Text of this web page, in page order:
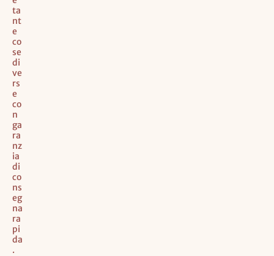
ta
nt
e
co
se
di
ve
rs
e
co
n
ga
ra
nz
ia
di
co
ns
eg
na
ra
pi
da
.